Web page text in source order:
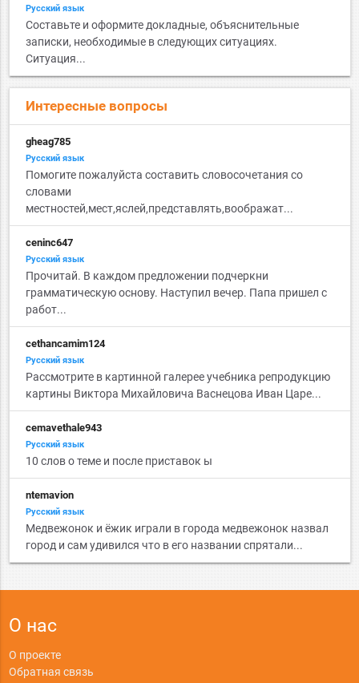
Русский язык
Составьте и оформите докладные, объяснительные
записки, необходимые в следующих ситуациях.
Ситуация...
Интересные вопросы
gheag785
Русский язык
Помогите пожалуйста составить словосочетания со
словами
местностей,мест,яслей,представлять,воображат...
ceninc647
Русский язык
Прочитай. В каждом предложении подчеркни
грамматическую основу. Наступил вечер. Папа пришел с
работ...
cethancamim124
Русский язык
Рассмотрите в картинной галерее учебника репродукцию
картины Виктора Михайловича Васнецова Иван Царе...
cemavethale943
Русский язык
10 слов о теме и после приставок ы
ntemavion
Русский язык
Медвежонок и ёжик играли в города медвежонок назвал
город и сам удивился что в его названии спрятали...
О нас
О проекте
Обратная связь